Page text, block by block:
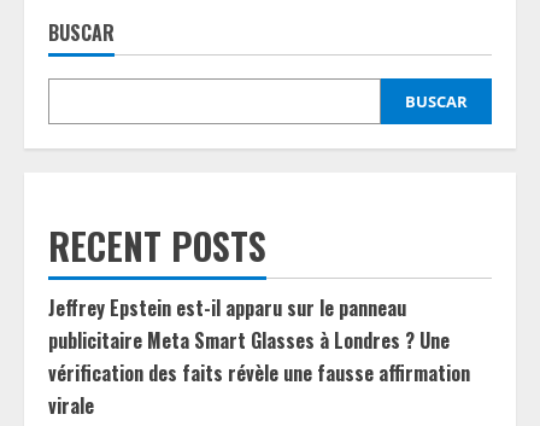
BUSCAR
BUSCAR
RECENT POSTS
Jeffrey Epstein est-il apparu sur le panneau
publicitaire Meta Smart Glasses à Londres ? Une
vérification des faits révèle une fausse affirmation
virale